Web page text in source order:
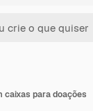
para doações